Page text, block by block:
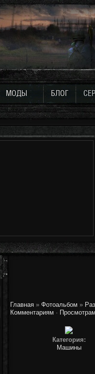
МОДЫ БЛОГ
Главная » Фотоальбом »
Комментариям · Просмотрам
Категория:
Машины